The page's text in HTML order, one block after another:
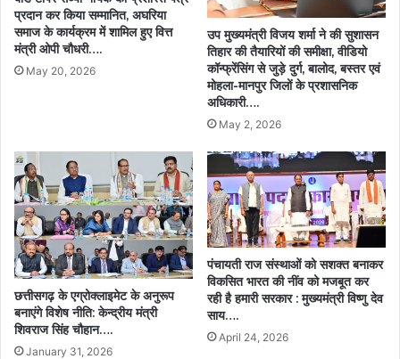
प्रदान कर किया सम्मानित, अघरिया
समाज के कार्यक्रम में शामिल हुए वित्त
मंत्री ओपी चौधरी….
May 20, 2026
उप मुख्यमंत्री विजय शर्मा ने की सुशासन
तिहार की तैयारियों की समीक्षा, वीडियो
कॉन्फ्रेंसिंग से जुड़े दुर्ग, बालोद, बस्तर एवं
मोहला-मानपुर जिलों के प्रशासनिक
अधिकारी….
May 2, 2026
छत्तीसगढ़ के एग्रोक्लाइमेट के अनुरूप
बनाएंगे विशेष नीति: केन्द्रीय मंत्री
शिवराज सिंह चौहान….
January 31, 2026
पंचायती राज संस्थाओं को सशक्त बनाकर
विकसित भारत की नींव को मजबूत कर
रही है हमारी सरकार : मुख्यमंत्री विष्णु देव
साय….
April 24, 2026